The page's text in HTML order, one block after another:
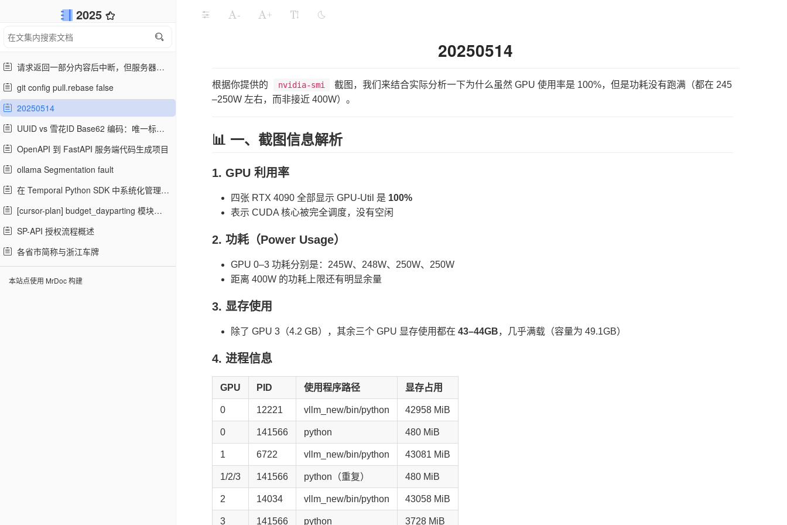
2025
请求返回一部分内容后中断，但服务器本身没有主动断开连接
git config pull.rebase false
20250514
UUID vs 雪花ID Base62 编码：唯一标识符在系统设计中的全面对比与选型指南
OpenAPI 到 FastAPI 服务端代码生成项目
ollama Segmentation fault
在 Temporal Python SDK 中系统化管理 RetryPolicy
[cursor-plan] budget_dayparting 模块测试方案
SP-API 授权流程概述
各省市简称与浙江车牌
本站点使用 MrDoc 构建
- +
20250514
根据你提供的 nvidia-smi
截图，我们来结合实际分析一下为什么虽然 GPU 使用率是 100%，但是功耗没有跑满（都在 245
–250W 左右，而非接近 400W）。
📊 一、截图信息解析
1. GPU 利用率
四张 RTX 4090 全部显示 GPU-Util 是 100%
表示 CUDA 核心被完全调度，没有空闲
2. 功耗（Power Usage）
GPU 0–3 功耗分别是：245W、248W、250W、250W
距离 400W 的功耗上限还有明显余量
3. 显存使用
除了 GPU 3（4.2 GB），其余三个 GPU 显存使用都在 43–44GB，几乎满载（容量为 49.1GB）
4. 进程信息
GPU PID 使用程序路径 显存占用
0 12221 vllm_new/bin/python 42958 MiB
0 141566 python 480 MiB
1 6722 vllm_new/bin/python 43081 MiB
1/2/3 141566 python（重复） 480 MiB
2 14034 vllm_new/bin/python 43058 MiB
3 141566 python 3728 MiB